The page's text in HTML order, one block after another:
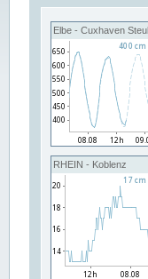
Elbe - Cuxhaven
RHEIN - Koblenz